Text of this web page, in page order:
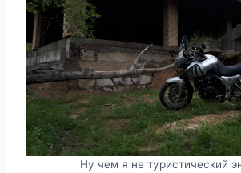
Ну чем я не туристический